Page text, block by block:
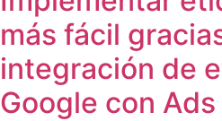
más fácil
integración de
Google con